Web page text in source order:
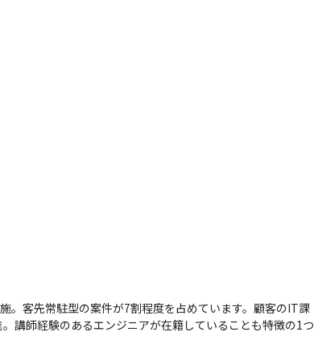
。客先常駐型の案件が7割程度を占めています。顧客のIT課
講師経験のあるエンジニアが在籍していることも特徴の1つ